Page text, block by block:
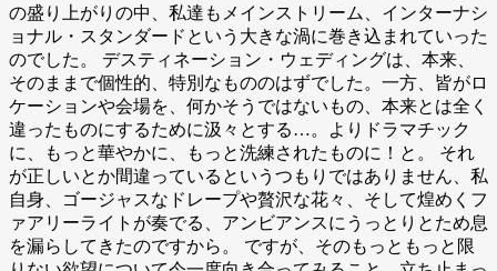
の盛り上がりの中、私達もメインストリーム、インターナシ
ョナル・スタンダードという大きな渦に巻き込まれていった
のでした。 デスティネーション・ウェディングは、本来、
そのままで個性的、特別なもののはずでした。一方、皆がロ
ケーションや会場を、何かそうではないもの、本来とは全く
違ったものにするために汲々とする…。よりドラマチック
に、もっと華やかに、もっと洗練されたものに！と。 それ
が正しいとか間違っているというつもりではありません、私
自身、ゴージャスなドレープや贅沢な花々、そして煌めくフ
ァアリーライトが奏でる、アンビアンスにうっとりとため息
を漏らしてきたのですから。 ですが、そのもっともっと限